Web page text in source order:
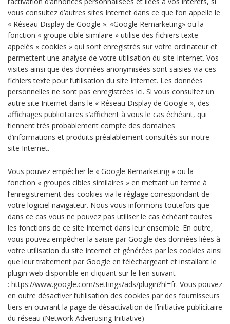
vous consultez d’autres sites Internet dans ce que l’on appelle le
« Réseau Display de Google ». «Google Remarketing» ou la
fonction « groupe cible similaire » utilise des fichiers texte
appelés « cookies » qui sont enregistrés sur votre ordinateur et
permettent une analyse de votre utilisation du site Internet. Vos
visites ainsi que des données anonymisées sont saisies via ces
fichiers texte pour l’utilisation du site Internet. Les données
personnelles ne sont pas enregistrées ici. Si vous consultez un
autre site Internet dans le « Réseau Display de Google », des
affichages publicitaires s’affichent à vous le cas échéant, qui
tiennent très probablement compte des domaines
d’informations et produits préalablement consultés sur notre
site Internet.
Vous pouvez empêcher le « Google Remarketing » ou la
fonction « groupes cibles similaires » en mettant un terme à
l’enregistrement des cookies via le réglage correspondant de
votre logiciel navigateur. Nous vous informons toutefois que
dans ce cas vous ne pouvez pas utiliser le cas échéant toutes
les fonctions de ce site Internet dans leur ensemble. En outre,
vous pouvez empêcher la saisie par Google des données liées à
votre utilisation du site Internet et générées par les cookies ainsi
que leur traitement par Google en téléchargeant et installant le
plugin web disponible en cliquant sur le lien suivant
: https://www.google.com/settings/ads/plugin?hl=fr. Vous pouvez
en outre désactiver l’utilisation des cookies par des fournisseurs
tiers en ouvrant la page de désactivation de l’initiative publicitaire
du réseau (Network Advertising Initiative)